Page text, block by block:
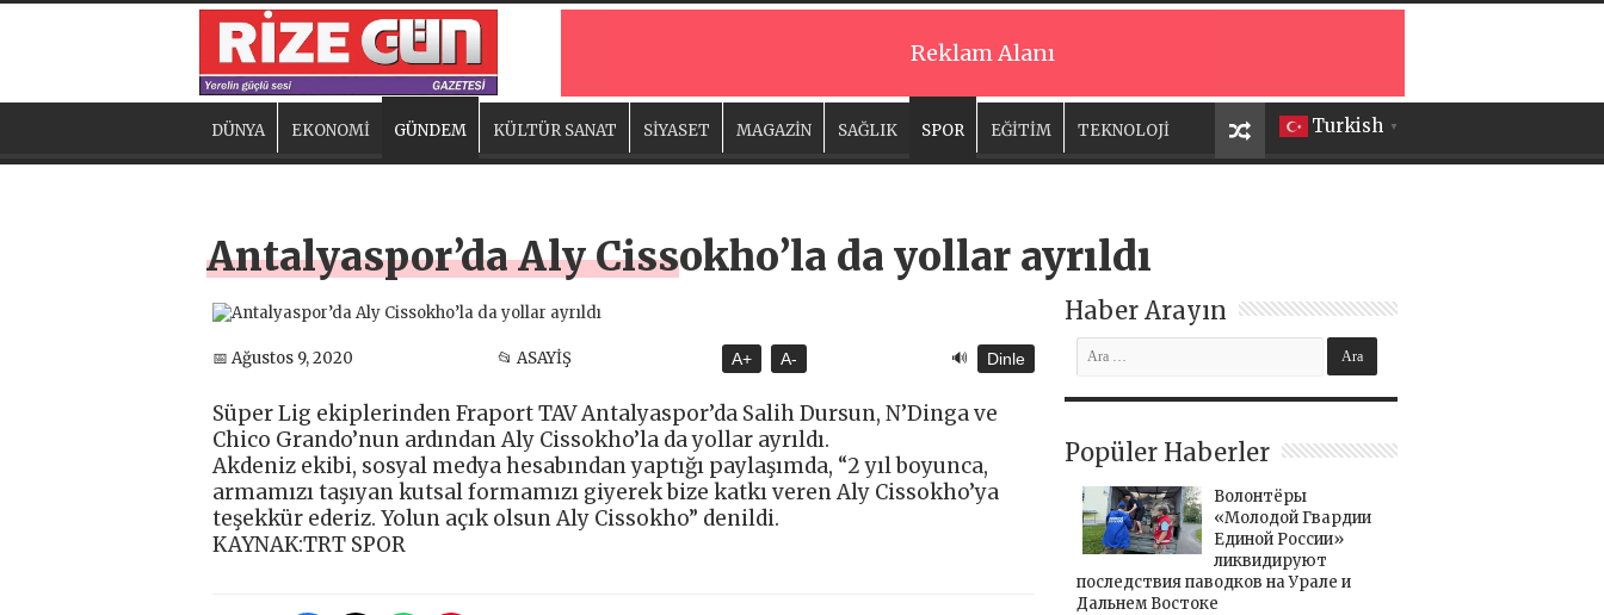
Reklam Alanı
Turkish ▼
DÜNYA EKONOMİ GÜNDEM KÜLTÜR SANAT SİYASET MAGAZİN SAĞLIK SPOR EĞİTİM TEKNOLOJİ
Antalyaspor’da Aly Cissokho’la da yollar ayrıldı
📅 Ağustos 9, 2020 📂 ASAYİŞ A+ A- 🔊 Dinle
Süper Lig ekiplerinden Fraport TAV Antalyaspor’da Salih Dursun, N’Dinga ve
Chico Grando’nun ardından Aly Cissokho’la da yollar ayrıldı.
Akdeniz ekibi, sosyal medya hesabından yaptığı paylaşımda, “2 yıl boyunca,
armamızı taşıyan kutsal formamızı giyerek bize katkı veren Aly Cissokho’ya
teşekkür ederiz. Yolun açık olsun Aly Cissokho” denildi.
KAYNAK:TRT SPOR
Haber Arayın
Popüler Haberler
Волонтёры
«Молодой Гвардии
Единой России»
ликвидируют
последствия паводков на Урале и
Дальнем Востоке